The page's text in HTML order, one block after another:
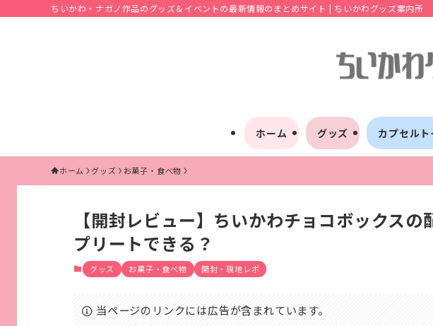
ちいかわ・ナガノ作品のグッズ＆イベントの最新情報のまとめサイト | ちいかわグッズ案内所
ホーム グッズ カプセルト
ホーム グッズ お菓子・食べ物
【開封レビュー】ちいかわチョコボックス
プリートできる？
グッズ お菓子・食べ物 開封・現地レポ
当ページのリンクには広告が含まれています。